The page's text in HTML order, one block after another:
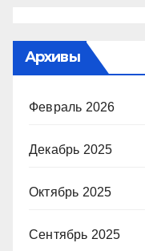
Архивы
Февраль 2026
Декабрь 2025
Октябрь 2025
Сентябрь 2025